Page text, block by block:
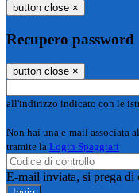
button close ×
Recupero password
button close ×
all'indirizzo indicato con le
Non hai una e-mail associata
tramite la Login Spaggiari
E-mail inviata, si prega di